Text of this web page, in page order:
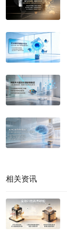
相关资讯